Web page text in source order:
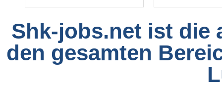
Shk-jobs.net ist die
den gesamten